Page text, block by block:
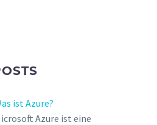
ist Azure?
Azure ist eine